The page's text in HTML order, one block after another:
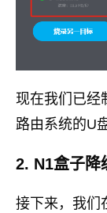
现在我们已经
路由系统的U
2. N1盒子降
接下来，我们